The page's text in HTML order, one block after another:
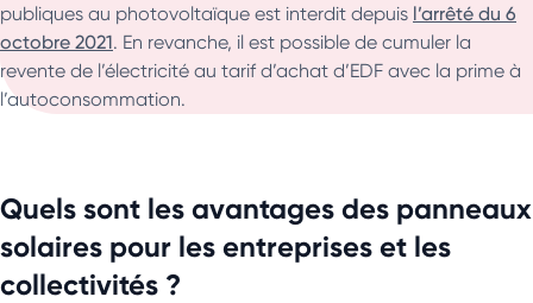
publiques au photovoltaïque est interdit depuis l’arrêté du 6
octobre 2021. En revanche, il est possible de cumuler la
revente de l’électricité au tarif d’achat d’EDF avec la prime à
l’autoconsommation.
Quels sont les avantages des panneaux
solaires pour les entreprises et les
collectivités ?